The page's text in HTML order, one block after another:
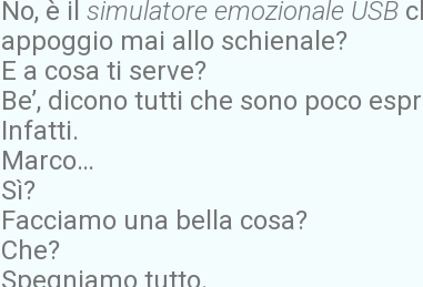
No, è il simulatore emozionale USB
appoggio mai allo schienale?
E a cosa ti serve?
Be’, dicono tutti che sono poco
Infatti.
Marco…
Sì?
Facciamo una bella cosa?
Che?
Spegniamo tutto.